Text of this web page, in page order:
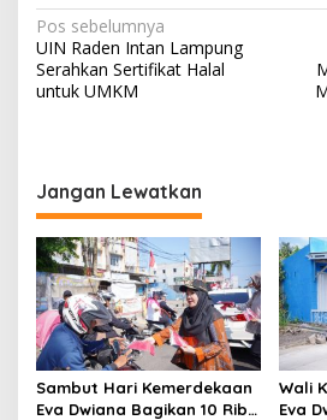
N
a
v
a
s
i
p
o
s
Pos sebelumnya
UIN Raden Intan Lampung
Serahkan Sertifikat Halal
untuk UMKM
Jangan Lewatkan
Sambut Hari Kemerdekaan
Eva Dwiana Bagikan 10 Ribu
Wali
Eva